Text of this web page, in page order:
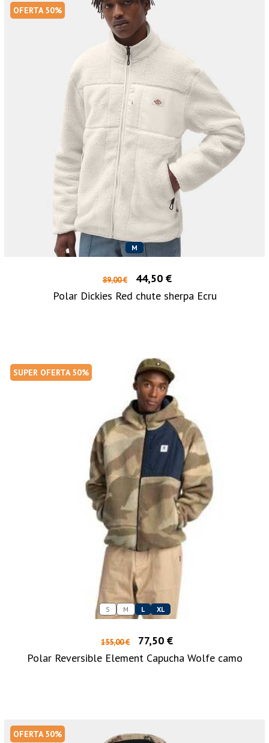
OFERTA 50%
M
89,00 €
44,50 €
Polar Dickies Red chute sherpa Ecru
SUPER OFERTA 50%
S M L XL
155,00 €
77,50 €
Polar Reversible Element Capucha Wolfe camo
OFERTA 50%